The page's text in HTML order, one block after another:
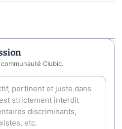
Clubic.